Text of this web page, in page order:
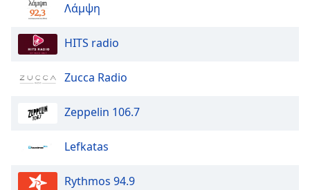
Λάμψη
HITS radio
Zucca Radio
Zeppelin 106.7
Lefkatas
Rythmos 94.9